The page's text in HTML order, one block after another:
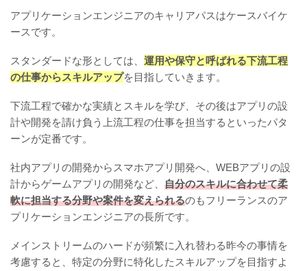
アプリケーションエンジニアのキャリアパスはケースバイケ
ースです。
スタンダードな形としては、 運用や保守と呼ばれる下流工程
の仕事からスキルアップを目指していきます。
下流工程で確かな実績とスキルを学び、その後はアプリの設
計や開発を請け負う上流工程の仕事を担当するといったパタ
ーンが定番です。
社内アプリの開発からスマホアプリ開発へ、WEBアプリの設
計からゲームアプリの開発など、 自分のスキルに合わせて柔
軟に担当する分野や案件を変えられるのもフリーランスのア
プリケーションエンジニアの長所です。
メインストリームのハードが頻繁に入れ替わる昨今の事情を
考慮すると、特定の分野に特化したスキルアップを目指すよ